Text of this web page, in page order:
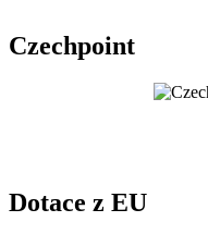
Czechpoint
Dotace z EU